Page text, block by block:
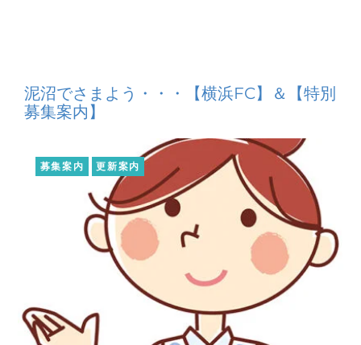
泥沼でさまよう・・・【横浜FC】＆【特別
募集案内】
募集案内 更新案内